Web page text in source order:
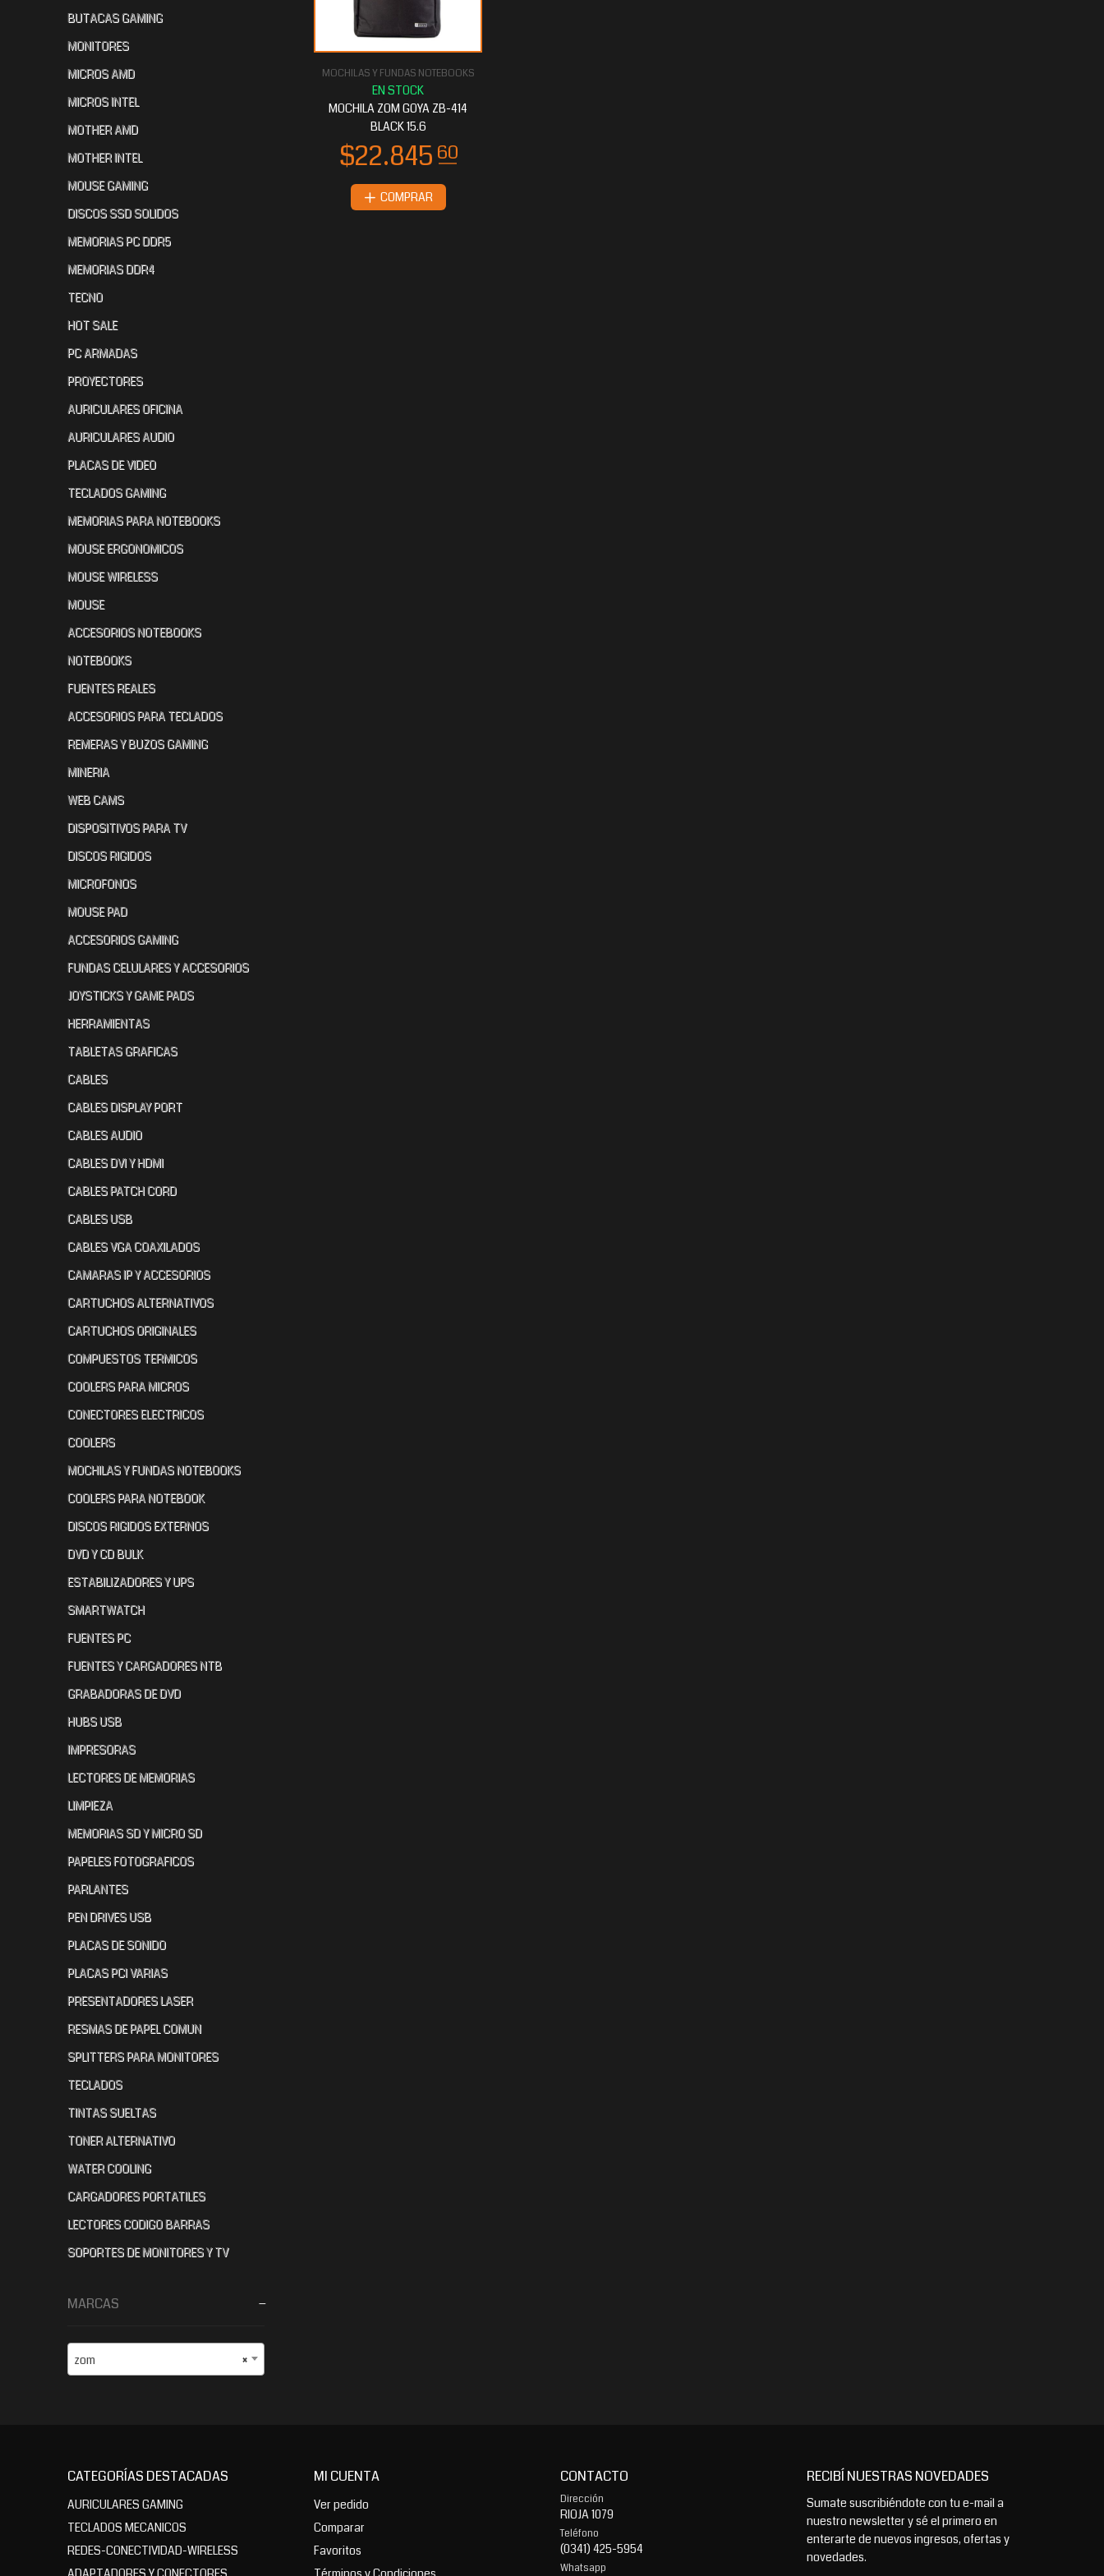
BUTACAS GAMING
MONITORES
MICROS AMD
MICROS INTEL
MOTHER AMD
MOTHER INTEL
MOUSE GAMING
DISCOS SSD SOLIDOS
MEMORIAS PC DDR5
MEMORIAS DDR4
TECNO
HOT SALE
PC ARMADAS
PROYECTORES
AURICULARES OFICINA
AURICULARES AUDIO
PLACAS DE VIDEO
TECLADOS GAMING
MEMORIAS PARA NOTEBOOKS
MOUSE ERGONOMICOS
MOUSE WIRELESS
MOUSE
ACCESORIOS NOTEBOOKS
NOTEBOOKS
FUENTES REALES
ACCESORIOS PARA TECLADOS
REMERAS Y BUZOS GAMING
MINERIA
WEB CAMS
DISPOSITIVOS PARA TV
DISCOS RIGIDOS
MICROFONOS
MOUSE PAD
ACCESORIOS GAMING
FUNDAS CELULARES Y ACCESORIOS
JOYSTICKS Y GAME PADS
HERRAMIENTAS
TABLETAS GRAFICAS
CABLES
CABLES DISPLAY PORT
CABLES AUDIO
CABLES DVI Y HDMI
CABLES PATCH CORD
CABLES USB
CABLES VGA COAXILADOS
CAMARAS IP Y ACCESORIOS
CARTUCHOS ALTERNATIVOS
CARTUCHOS ORIGINALES
COMPUESTOS TERMICOS
COOLERS PARA MICROS
CONECTORES ELECTRICOS
COOLERS
MOCHILAS Y FUNDAS NOTEBOOKS
COOLERS PARA NOTEBOOK
DISCOS RIGIDOS EXTERNOS
DVD Y CD BULK
ESTABILIZADORES Y UPS
SMARTWATCH
FUENTES PC
FUENTES Y CARGADORES NTB
GRABADORAS DE DVD
HUBS USB
IMPRESORAS
LECTORES DE MEMORIAS
LIMPIEZA
MEMORIAS SD Y MICRO SD
PAPELES FOTOGRAFICOS
PARLANTES
PEN DRIVES USB
PLACAS DE SONIDO
PLACAS PCI VARIAS
PRESENTADORES LASER
RESMAS DE PAPEL COMUN
SPLITTERS PARA MONITORES
TECLADOS
TINTAS SUELTAS
TONER ALTERNATIVO
WATER COOLING
CARGADORES PORTATILES
LECTORES CODIGO BARRAS
SOPORTES DE MONITORES Y TV
MARCAS
×
zom
MOCHILAS Y FUNDAS NOTEBOOKS
MOCHILA ZOM GOYA ZB-414
BLACK 15.6
COMPRAR
CATEGORÍAS DESTACADAS
AURICULARES GAMING
TECLADOS MECANICOS
REDES-CONECTIVIDAD-WIRELESS
MI CUENTA
Ver pedido
Comparar
Favoritos
CONTACTO
Dirección
RIOJA 1079
Teléfono
(0341) 425-5954
Whatsapp
RECIBÍ NUESTRAS NOVEDADES
Sumate suscribiéndote con tu e-mail a
nuestro newsletter y sé el primero en
enterarte de nuevos ingresos, ofertas y
novedades.